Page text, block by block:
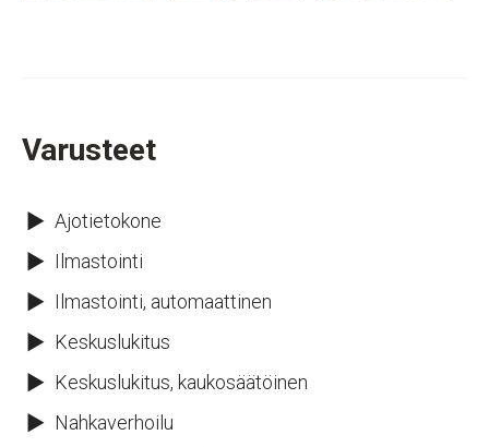
Varusteet
Ajotietokone
Ilmastointi
Ilmastointi, automaattinen
Keskuslukitus
Keskuslukitus, kaukosäätöinen
Nahkaverhoilu